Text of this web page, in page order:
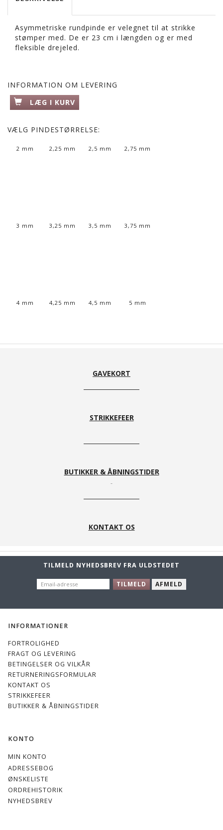
Asymmetriske rundpinde er velegnet til at strikke
stømper med. De er 23 cm i længden og er med
fleksible drejeled.
INFORMATION OM LEVERING
LÆG I KURV
VÆLG PINDESTØRRELSE:
2 mm 2,25 mm 2,5 mm 2,75 mm
3 mm 3,25 mm 3,5 mm 3,75 mm
4 mm 4,25 mm 4,5 mm 5 mm
GAVEKORT
STRIKKEFEER
BUTIKKER & ÅBNINGSTIDER
KONTAKT OS
TILMELD NYHEDSBREV FRA ULDSTEDET
EMAIL-
ADRESSE
TILMELD AFMELD
INFORMATIONER
FORTROLIGHED
FRAGT OG LEVERING
BETINGELSER OG VILKÅR
RETURNERINGSFORMULAR
KONTAKT OS
STRIKKEFEER
BUTIKKER & ÅBNINGSTIDER
KONTO
MIN KONTO
ADRESSEBOG
ØNSKELISTE
ORDREHISTORIK
NYHEDSBREV